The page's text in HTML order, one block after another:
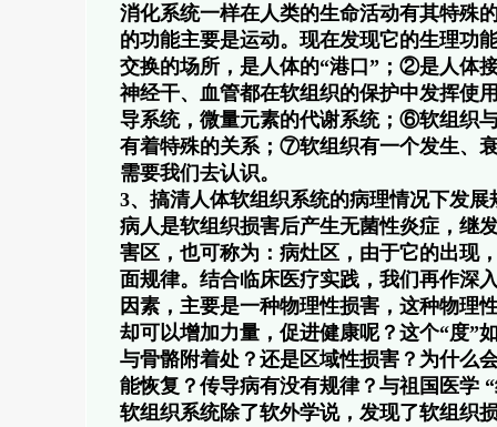
消化系统一样在人类的生命活动有其特殊
的功能主要是运动。现在发现它的生理功
交换的场所，是人体的“港口”；②是人体
神经干、血管都在软组织的保护中发挥
导系统，微量元素的代谢系统；⑥软组织
有着特殊的关系；⑦软组织有一个发生、
需要我们去认识。
3、搞清人体软组织系统的病理情况下发
病人是软组织损害后产生无菌性炎症，继
害区，也可称为：病灶区，由于它的出现
面规律。结合临床医疗实践，我们再作深
因素，主要是一种物理性损害，这种物理
却可以增加力量，促进健康呢？这个“度”
与骨骼附着处？还是区域性损害？为什么
能恢复？传导病有没有规律？与祖国医学
软组织系统除了软外学说，发现了软组织